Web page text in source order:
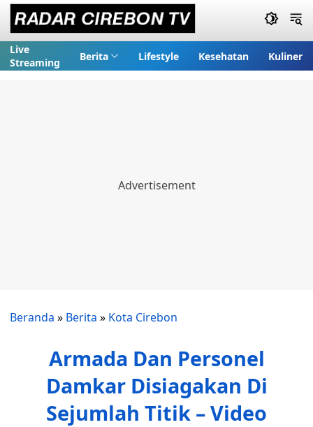
Live
Streaming
Berita Lifestyle Kesehatan Kuliner
Beranda » Berita » Kota Cirebon
Armada Dan Personel
Damkar Disiagakan Di
Sejumlah Titik – Video